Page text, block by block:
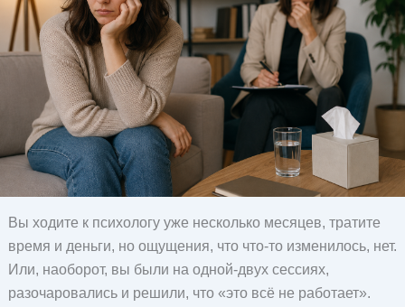
Вы ходите к психологу уже несколько месяцев, тратите
время и деньги, но ощущения, что что-то изменилось, нет.
Или, наоборот, вы были на одной-двух сессиях,
разочаровались и решили, что «это всё не работает».